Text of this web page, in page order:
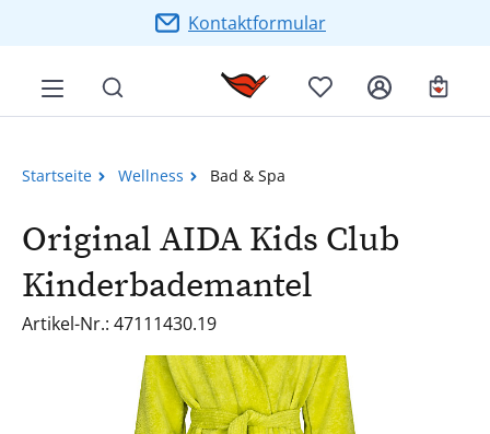
Zum Hauptinhalt springenKontaktformular
Startseite Wellness Bad & Spa
Original AIDA Kids Club
Kinderbademantel
Artikel-Nr.: 47111430.19
Bildergalerie überspringen